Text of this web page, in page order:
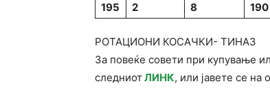
195
2 8 190
РОТАЦИОНИ КОСАЧКИ- ТИНАЗ
За повеќе совети при купување
следниотЛИНК, или јавете се на